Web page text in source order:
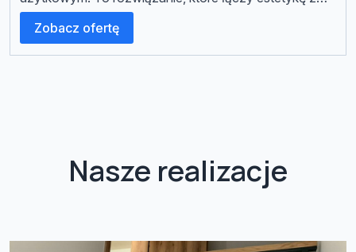
funkcjonalnością, nadając przestrzeni lekki i
nowoczesny wygląd. W konstrukcjach
wykorzystujemy szkło hartowane oraz laminowane,
Zobacz ofertę
Nasze realizacje